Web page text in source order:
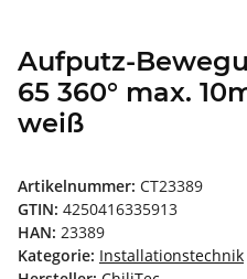
Aufputz-
65 360° max.
weiß
Artikelnummer: CT23389
GTIN: 4250416335913
HAN: 23389
Kategorie: Installationstechnik